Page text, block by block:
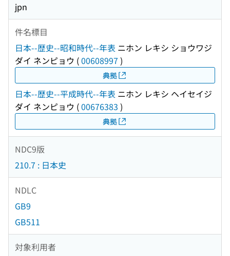
jpn
件名標目
日本--歴史--昭和時代--年表 ニホン レキシ ショウワジ
ダイ ネンピョウ (00608997 )
典拠
日本--歴史--平成時代--年表 ニホン レキシ ヘイセイジ
ダイ ネンピョウ (00676383 )
典拠
NDC9版
210.7 : 日本史
NDLC
GB9
GB511
対象利用者